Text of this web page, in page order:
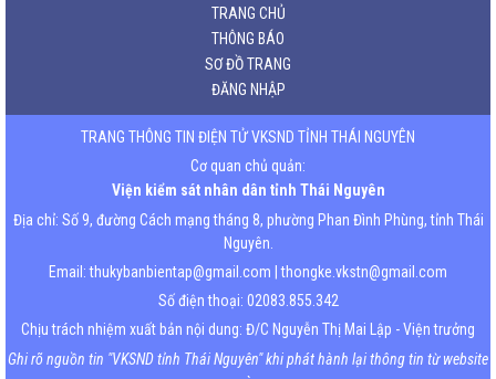
TRANG CHỦ
THÔNG BÁO
SƠ ĐỒ TRANG
ĐĂNG NHẬP
TRANG THÔNG TIN ĐIỆN TỬ VKSND TỈNH THÁI NGUYÊN
Cơ quan chủ quản:
Viện kiểm sát nhân dân tỉnh Thái Nguyên
Địa chỉ: Số 9, đường Cách mạng tháng 8, phường Phan Đình Phùng, tỉnh Thái
Nguyên.
Email: thukybanbientap@gmail.com | thongke.vkstn@gmail.com
Số điện thoại: 02083.855.342
Chịu trách nhiệm xuất bản nội dung: Đ/C Nguyễn Thị Mai Lập - Viện trưởng
Ghi rõ nguồn tin "VKSND tỉnh Thái Nguyên" khi phát hành lại thông tin từ website